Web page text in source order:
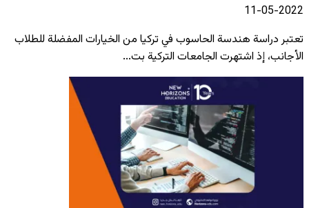
2022-05-11
تعتبر دراسة هندسة الحاسوب في تركيا من الخيارات المفضلة للطلاب
الأجانب، إذ اشتهرت الجامعات التركية بت...